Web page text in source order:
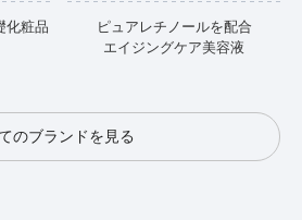
化粧品
ピュアレチノールを配合
エイジングケア美容液
のブランドを見る